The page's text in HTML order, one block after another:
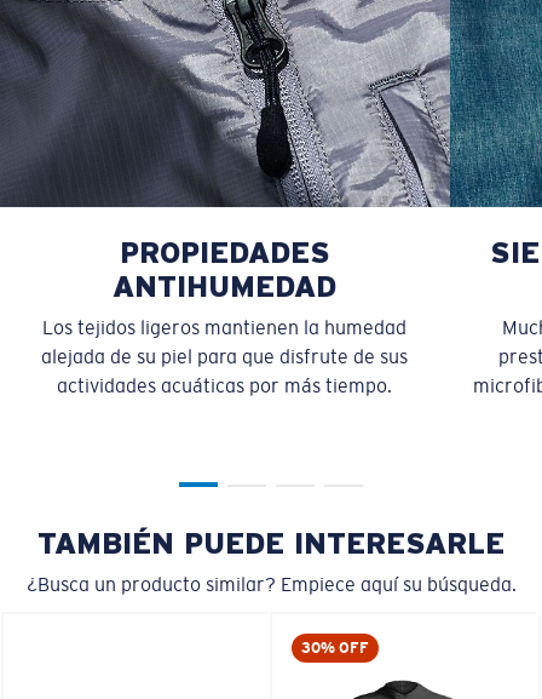
PROPIEDADES
ANTIHUMEDAD
Los tejidos ligeros mantienen la humedad
alejada de su piel para que disfrute de sus
actividades acuáticas por más tiempo.
TAMBIÉN PUEDE INTERESARLE
¿Busca un producto similar? Empiece aquí su búsqueda.
30% OFF